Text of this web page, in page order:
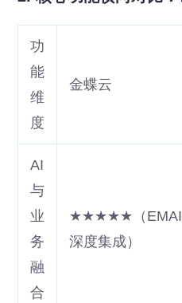
功
能
维
度
金蝶云
AI
与
业
务
融
合
★★★★★（EMAI
深度集成）